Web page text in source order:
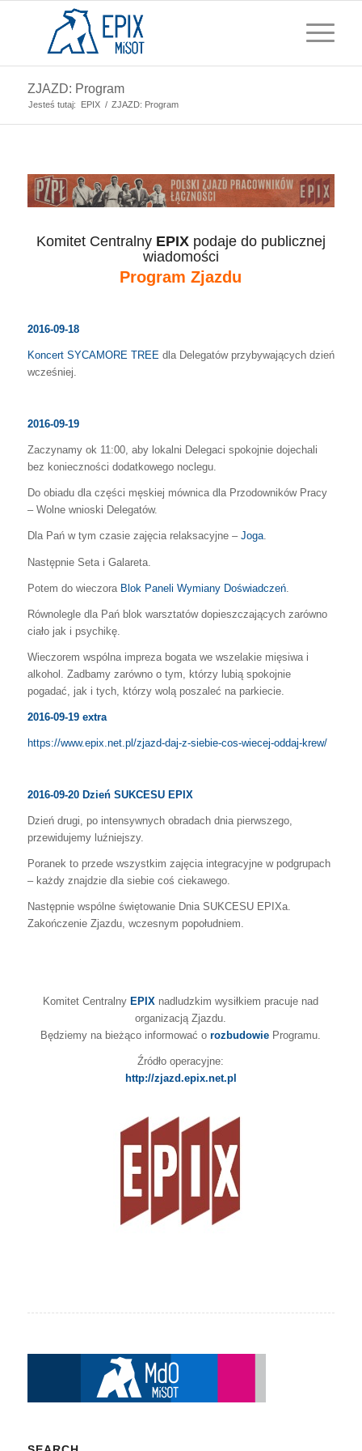
ZJAZD: Program
Jesteś tutaj: EPIX / ZJAZD: Program
Komitet Centralny EPIXpodaje do publicznej
wiadomości
Program Zjazdu
2016-09-18
Koncert SYCAMORE TREEdla Delegatów przybywających dzień
wcześniej.
2016-09-19
Zaczynamy ok 11:00, aby lokalni Delegaci spokojnie dojechali
bez konieczności dodatkowego noclegu.
Do obiadu dla części męskiej mównica dla Przodowników Pracy
– Wolne wnioski Delegatów.
Dla Pań w tym czasie zajęcia relaksacyjne – Joga.
Następnie Seta i Galareta.
Potem do wieczora Blok Paneli Wymiany Doświadczeń.
Równolegle dla Pań blok warsztatów dopieszczających zarówno
ciało jak i psychikę.
Wieczorem wspólna impreza bogata we wszelakie mięsiwa i
alkohol. Zadbamy zarówno o tym, którzy lubią spokojnie
pogadać, jak i tych, którzy wolą poszaleć na parkiecie.
2016-09-19 extra
https://www.epix.net.pl/zjazd-daj-z-siebie-cos-wiecej-oddaj-krew/
2016-09-20 Dzień SUKCESU EPIX
Dzień drugi, po intensywnych obradach dnia pierwszego,
przewidujemy luźniejszy.
Poranek to przede wszystkim zajęcia integracyjne w podgrupach
– każdy znajdzie dla siebie coś ciekawego.
Następnie wspólne świętowanie Dnia SUKCESU EPIXa.
Zakończenie Zjazdu, wczesnym popołudniem.
Komitet Centralny EPIX nadludzkim wysiłkiem pracuje nad
organizacją Zjazdu.
Będziemy na bieżąco informować orozbudowie Programu.
Źródło operacyjne:
http://zjazd.epix.net.pl